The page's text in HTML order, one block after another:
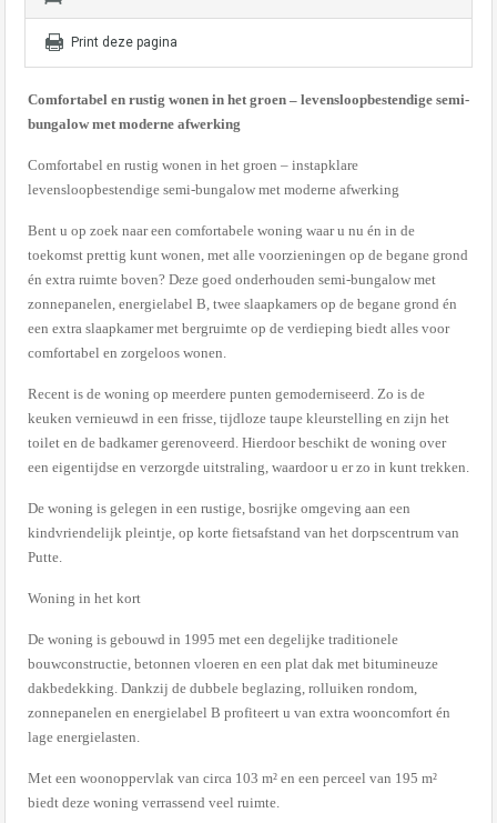
Print deze pagina
Comfortabel en rustig wonen in het groen – levensloopbestendige semi-
bungalow met moderne afwerking
Comfortabel en rustig wonen in het groen – instapklare
levensloopbestendige semi-bungalow met moderne afwerking
Bent u op zoek naar een comfortabele woning waar u nu én in de
toekomst prettig kunt wonen, met alle voorzieningen op de begane grond
én extra ruimte boven? Deze goed onderhouden semi-bungalow met
zonnepanelen, energielabel B, twee slaapkamers op de begane grond én
een extra slaapkamer met bergruimte op de verdieping biedt alles voor
comfortabel en zorgeloos wonen.
Recent is de woning op meerdere punten gemoderniseerd. Zo is de
keuken vernieuwd in een frisse, tijdloze taupe kleurstelling en zijn het
toilet en de badkamer gerenoveerd. Hierdoor beschikt de woning over
een eigentijdse en verzorgde uitstraling, waardoor u er zo in kunt trekken.
De woning is gelegen in een rustige, bosrijke omgeving aan een
kindvriendelijk pleintje, op korte fietsafstand van het dorpscentrum van
Putte.
Woning in het kort
De woning is gebouwd in 1995 met een degelijke traditionele
bouwconstructie, betonnen vloeren en een plat dak met bitumineuze
dakbedekking. Dankzij de dubbele beglazing, rolluiken rondom,
zonnepanelen en energielabel B profiteert u van extra wooncomfort én
lage energielasten.
Met een woonoppervlak van circa 103 m² en een perceel van 195 m²
biedt deze woning verrassend veel ruimte.